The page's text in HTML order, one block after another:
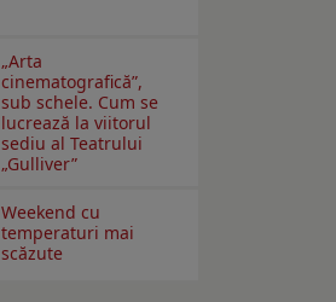
„Arta
cinematografică”,
sub schele. Cum se
lucrează la viitorul
sediu al Teatrului
„Gulliver”
Weekend cu
temperaturi mai
scăzute